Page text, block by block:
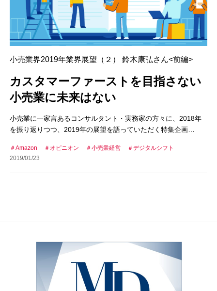
小売業界2019年業界展望（２） 鈴木康弘さん<前編>
カスタマーファーストを目指さない
小売業に未来はない
小売業に一家言あるコンサルタント・実務家の方々に、2018年
を振り返りつつ、2019年の展望を語っていただく特集企画…
Amazon オピニオン 小売業経営
デジタルシフト
2019/01/23